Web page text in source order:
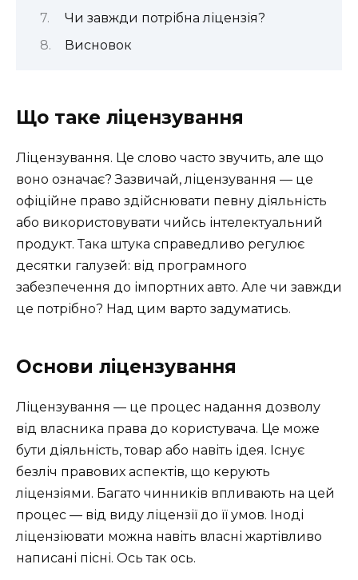
Чи завжди потрібна ліцензія?
Висновок
Що таке ліцензування
Ліцензування. Це слово часто звучить, але що
воно означає? Зазвичай, ліцензування — це
офіційне право здійснювати певну діяльність
або використовувати чийсь інтелектуальний
продукт. Така штука справедливо регулює
десятки галузей: від програмного
забезпечення до імпортних авто. Але чи завжди
це потрібно? Над цим варто задуматись.
Основи ліцензування
Ліцензування — це процес надання дозволу
від власника права до користувача. Це може
бути діяльність, товар або навіть ідея. Існує
безліч правових аспектів, що керують
ліцензіями. Багато чинників впливають на цей
процес — від виду ліцензії до її умов. Іноді
ліцензіювати можна навіть власні жартівливо
написані пісні. Ось так ось.